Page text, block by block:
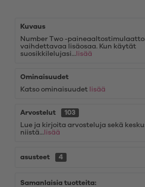
Kuvaus
Number Two -
vaihdettavaa lisäosaa. Kun käytät
suosikkilelujasi... lisää
Ominaisuudet
Katso ominaisuudet lisää
Arvostelut
103
Lue ja kirjoita arvosteluja sekä
niistä... lisää
asusteet 4
Samanlaisia tuotteita: